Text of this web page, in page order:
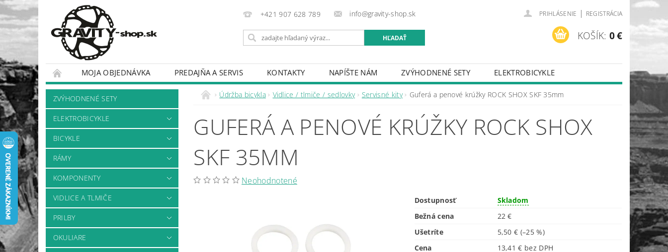
+421 907 628 789 info@gravity-shop.sk PRIHLÁSENIE | REGISTRÁCIA
KOŠÍK: 0 €
MOJA OBJEDNÁVKA PREDAJŇA A SERVIS KONTAKTY NAPÍŠTE NÁM ZVÝHODNENÉ SETY
ELEKTROBICYKLE
BICYKLE
RÁMY
ZVÝHODNENÉ SETY
ELEKTROBICYKLE
BICYKLE
RÁMY
KOMPONENTY
VIDLICE A TLMIČE
PRILBY
OKULIARE
Údržba bicykla Vidlice / tlmiče / sedlovky Servisné kity Guferá a penové krúžky ROCK SHOX SKF 35mm
GUFERÁ A PENOVÉ KRÚŽKY ROCK SHOX
SKF 35MM
Neohodnotené
Dostupnosť
Skladom
Bežná cena
22 €
Ušetríte
5,50 € (–25 %)
Cena
13,41 € bez DPH